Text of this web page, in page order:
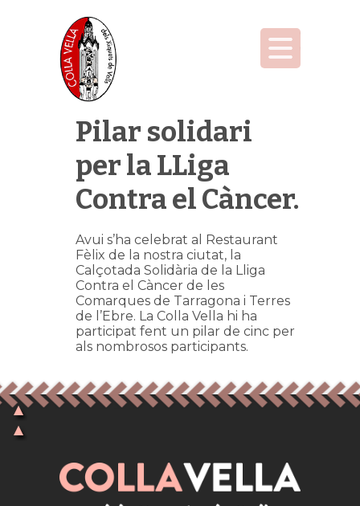
Pilar solidari
per la LLiga
Contra el Càncer.
Avui s’ha celebrat al Restaurant
Fèlix de la nostra ciutat, la
Calçotada Solidària de la Lliga
Contra el Càncer de les
Comarques de Tarragona i Terres
de l’Ebre. La Colla Vella hi ha
participat fent un pilar de cinc per
als nombrosos participants.